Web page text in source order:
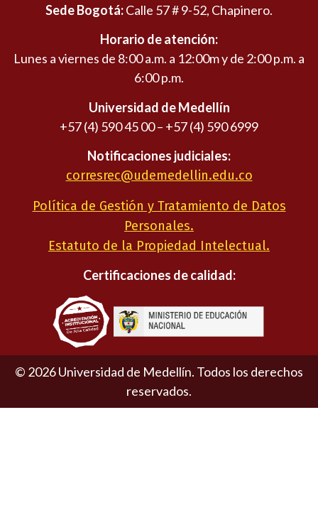
Sede Bogotá:Calle 57 # 9-52, Chapinero.
Horario de atención:
Lunes a viernes de 8:00 a.m. a 12:00m y de 2:00 p.m. a
6:00 p.m.
Universidad de Medellín
+57 (4) 590 45 00 – +57 (4) 590 6999
Notificaciones judiciales:
corresrec@udemedellin.edu.co
Política de Gestión y Tratamiento de Datos
Personales.
Estatuto de la Propiedad Intelectual.
Certificaciones de calidad:
© 2026Universidad de Medellín. Todos los derechos
reservados.